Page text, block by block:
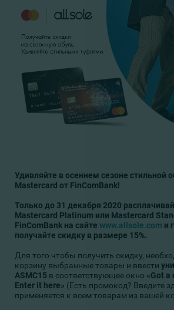
Удивляйте в осеннем сезоне стильной
Мastercard от FinComBank!
Только до 31 декабря 2020
Мastercard Platinum или Мastercard
FinComBank на сайте www.allsole.com и
получайте скидку в размере 15%.
Для того чтобы получить скидку,
корзину выбранные товары и ввести
ASMC15 в соответствующее окно «Got a
Enter it here» (Есть промокод? Введите
применяется к всем товарам из вашей